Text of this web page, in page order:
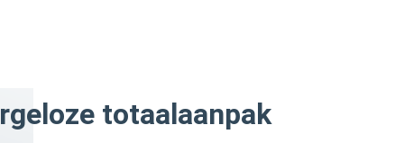
totaalaanpak